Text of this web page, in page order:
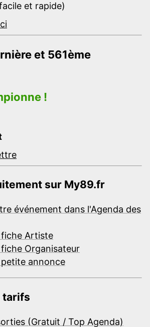
et rapide)
et 561ème
!
sur My89.fr
événement dans l'Agenda des
Artiste
Organisateur
annonce
tarifs
(Gratuit / Top Agenda)